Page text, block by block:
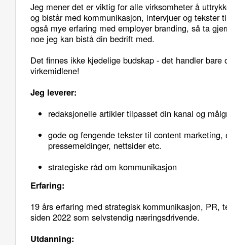
Jeg mener det er viktig for alle virksomheter å
og bistår med kommunikasjon, intervjuer og tekster
også mye erfaring med employer branding, så ta
noe jeg kan bistå din bedrift med.
Det finnes ikke kjedelige budskap - det handler bare
virkemidlene!
Jeg leverer:
redaksjonelle artikler tilpasset din kanal og
gode og fengende tekster til content marketing,
pressemeldinger, nettsider etc.
strategiske råd om kommunikasjon
Erfaring:
19 års erfaring med strategisk kommunikasjon, PR,
siden 2022 som selvstendig næringsdrivende.
Utdanning: